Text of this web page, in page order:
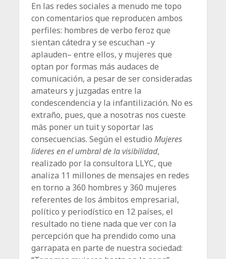
En las redes sociales a menudo me topo
con comentarios que reproducen ambos
perfiles: hombres de verbo feroz que
sientan cátedra y se escuchan –y
aplauden– entre ellos, y mujeres que
optan por formas más audaces de
comunicación, a pesar de ser consideradas
amateurs y juzgadas entre la
condescendencia y la infantilización. No es
extraño, pues, que a nosotras nos cueste
más poner un tuit y soportar las
consecuencias. Según el estudio Mujeres
líderes en el umbral de la visibilidad,
realizado por la consultora LLYC, que
analiza 11 millones de mensajes en redes
en torno a 360 hombres y 360 mujeres
referentes de los ámbitos empresarial,
político y periodístico en 12 países, el
resultado no tiene nada que ver con la
percepción que ha prendido como una
garrapata en parte de nuestra sociedad: